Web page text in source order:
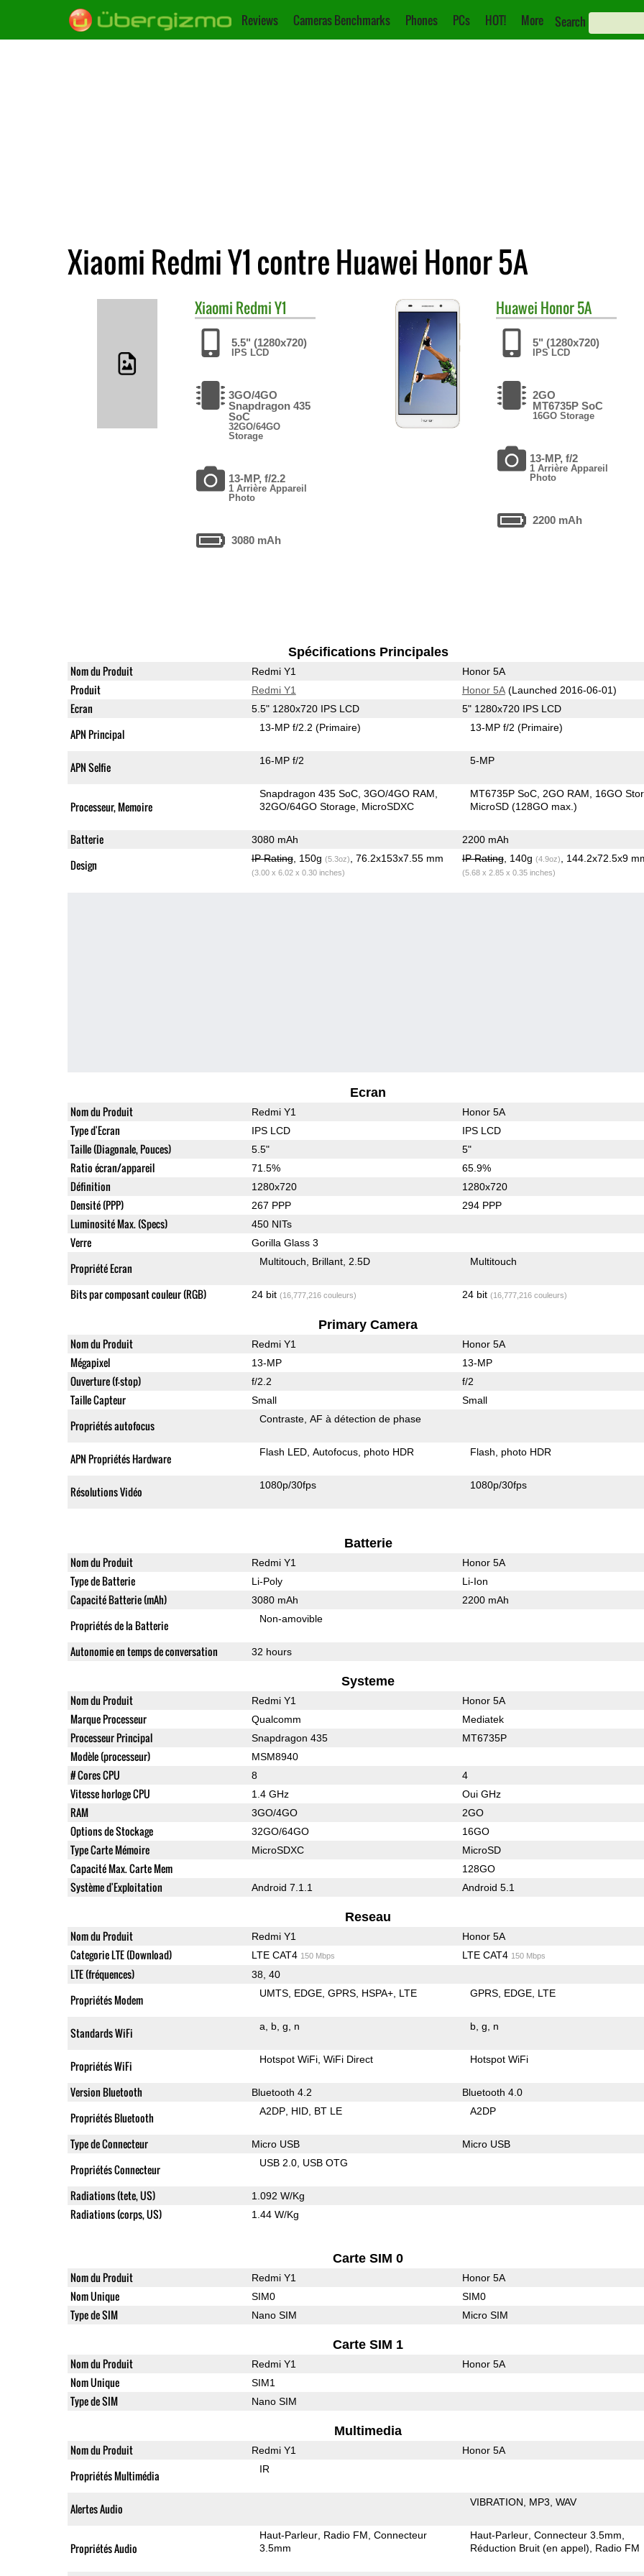
Reviews Cameras Benchmarks Phones PCs HOT! More Search
Xiaomi Redmi Y1 contre Huawei Honor 5A
Xiaomi Redmi Y1
5.5" (1280x720)
IPS LCD
3GO/4GO
Snapdragon 435
SoC
32GO/64GO
Storage
13-MP, f/2.2
1 Arrière Appareil
Photo
3080 mAh
Huawei Honor 5A
5" (1280x720)
IPS LCD
2GO
MT6735P SoC
16GO Storage
13-MP, f/2
1 Arrière Appareil
Photo
2200 mAh
Spécifications Principales
Nom du Produit Redmi Y1 Honor 5A
Produit Redmi Y1 Honor 5A(Launched 2016-06-01)
Ecran 5.5" 1280x720 IPS LCD 5" 1280x720 IPS LCD
APN Principal 13-MP f/2.2(Primaire) 13-MP f/2(Primaire)
APN Selfie 16-MP f/2 5-MP
Processeur, Memoire
Snapdragon 435 SoC 3GO/4GO RAM
32GO/64GO Storage MicroSDXC
MT6735P SoC 2GO RAM
16GO
MicroSD (128GO max.)
Batterie 3080 mAh 2200 mAh
Design IP Rating, 150g (5.3oz) , 76.2x153x7.55 mm
(3.00 x 6.02 x 0.30 inches)
IP Rating, 140g (4.9oz) , 144.2x72.5x9
(5.68 x 2.85 x 0.35 inches)
Ecran
Nom du Produit Redmi Y1 Honor 5A
Type d'Ecran IPS LCD IPS LCD
Taille (Diagonale, Pouces) 5.5" 5"
Ratio écran/appareil 71.5% 65.9%
Définition 1280x720 1280x720
Densité (PPP) 267 PPP 294 PPP
Luminosité Max. (Specs) 450 NITs
Verre Gorilla Glass 3
Propriété Ecran Multitouch Brillant 2.5D Multitouch
Bits par composant couleur (RGB) 24 bit (16,777,216 couleurs) 24 bit (16,777,216 couleurs)
Primary Camera
Nom du Produit Redmi Y1 Honor 5A
Mégapixel 13-MP 13-MP
Ouverture (f-stop) f/2.2 f/2
Taille Capteur Small Small
Propriétés autofocus Contraste AF à détection de phase
APN Propriétés Hardware Flash LED Autofocus photo HDR Flash photo HDR
Résolutions Vidéo 1080p/30fps 1080p/30fps
Batterie
Nom du Produit Redmi Y1 Honor 5A
Type de Batterie Li-Poly Li-Ion
Capacité Batterie (mAh) 3080 mAh 2200 mAh
Propriétés de la Batterie Non-amovible
Autonomie en temps de conversation 32 hours
Systeme
Nom du Produit Redmi Y1 Honor 5A
Marque Processeur Qualcomm Mediatek
Processeur Principal Snapdragon 435 MT6735P
Modèle (processeur) MSM8940
# Cores CPU 8 4
Vitesse horloge CPU 1.4 GHz Oui GHz
RAM 3GO/4GO 2GO
Options de Stockage 32GO/64GO 16GO
Type Carte Mémoire MicroSDXC MicroSD
Capacité Max. Carte Mem 128GO
Système d'Exploitation Android 7.1.1 Android 5.1
Reseau
Nom du Produit Redmi Y1 Honor 5A
Categorie LTE (Download) LTE CAT4 150 Mbps LTE CAT4 150 Mbps
LTE (fréquences) 38, 40
Propriétés Modem UMTS EDGE GPRS HSPA+ LTE GPRS EDGE LTE
Standards WiFi a b g n b g n
Propriétés WiFi Hotspot WiFi WiFi Direct Hotspot WiFi
Version Bluetooth Bluetooth 4.2 Bluetooth 4.0
Propriétés Bluetooth A2DP HID BT LE A2DP
Type de Connecteur Micro USB Micro USB
Propriétés Connecteur USB 2.0 USB OTG
Radiations (tete, US) 1.092 W/Kg
Radiations (corps, US) 1.44 W/Kg
Carte SIM 0
Nom du Produit Redmi Y1 Honor 5A
Nom Unique SIM0 SIM0
Type de SIM Nano SIM Micro SIM
Carte SIM 1
Nom du Produit Redmi Y1 Honor 5A
Nom Unique SIM1
Type de SIM Nano SIM
Multimedia
Nom du Produit Redmi Y1 Honor 5A
Propriétés Multimédia IR
Alertes Audio VIBRATION MP3 WAV
Propriétés Audio
Haut-Parleur Radio FM Connecteur
3.5mm
Haut-Parleur Connecteur 3.5mm
Réduction Bruit (en appel)
Radio FM